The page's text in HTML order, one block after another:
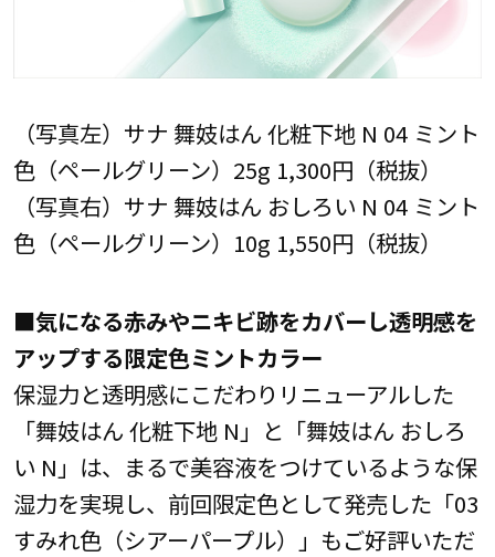
（写真左）サナ 舞妓はん 化粧下地 N 04 ミント
色（ペールグリーン）25g 1,300円（税抜）
（写真右）サナ 舞妓はん おしろい N 04 ミント
色（ペールグリーン）10g 1,550円（税抜）
■気になる赤みやニキビ跡をカバーし透明感を
アップする限定色ミントカラー
保湿力と透明感にこだわりリニューアルした
「舞妓はん 化粧下地 N」と「舞妓はん おしろ
い N」は、まるで美容液をつけているような保
湿力を実現し、前回限定色として発売した「03
すみれ色（シアーパープル）」もご好評いただ